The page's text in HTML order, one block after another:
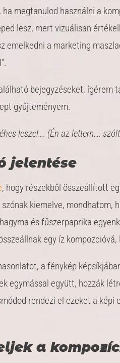
ha megtanulod használni a
lesz, mert vizuálisan
emelkedni a marketing
bejegyzéseket, ígérem
gyűjteményem.
leszel…. (Én az lettem….
jelentése
, hogy részekből összeállított
kiemelve, mondhatom,
és fűszerpaprika
egy íz
a fénykép
egymással együtt, hozzák
rendezi el ezeket a képi
a